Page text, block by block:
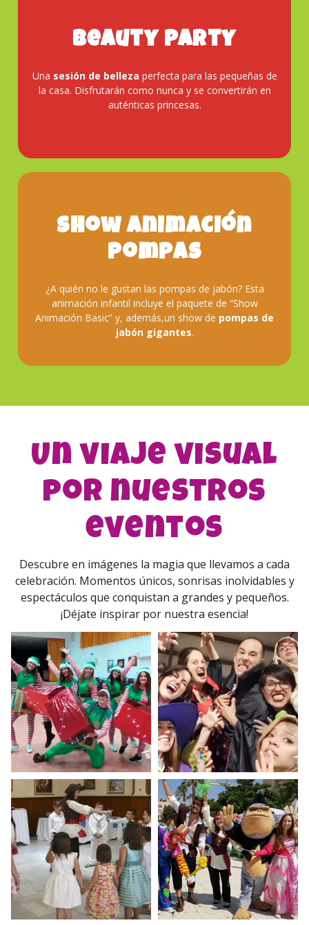
Reserva
Beauty Party
Una sesión de belleza perfecta para las pequeñas de
la casa. Disfrutarán como nunca y se convertirán en
auténticas princesas.
Reserva
Show Animación
Pompas
¿A quién no le gustan las pompas de jabón? Esta
animación infantil incluye el paquete de “Show
Animación Basic” y, además,un show de pompas de
jabón gigantes.
Reserva
Un viaje visual
por nuestros
eventos
Descubre en imágenes la magia que llevamos a cada
celebración. Momentos únicos, sonrisas inolvidables y
espectáculos que conquistan a grandes y pequeños.
¡Déjate inspirar por nuestra esencia!